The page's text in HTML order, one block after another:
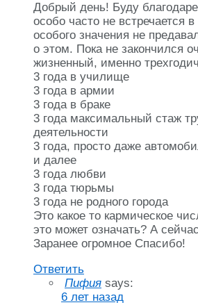
Добрый день! Буду
особо часто не встречается
особого значения не
о этом. Пока не закончился
жизненный, именно
3 года в училище
3 года в армии
3 года в браке
3 года максимальный стаж
деятельности
3 года, просто даже
и далее
3 года любви
3 года тюрьмы
3 года не родного города
Это какое то кармическое
это может означать? А
Заранее огромное Спасибо!
Ответить
Пифия says:
6 лет назад